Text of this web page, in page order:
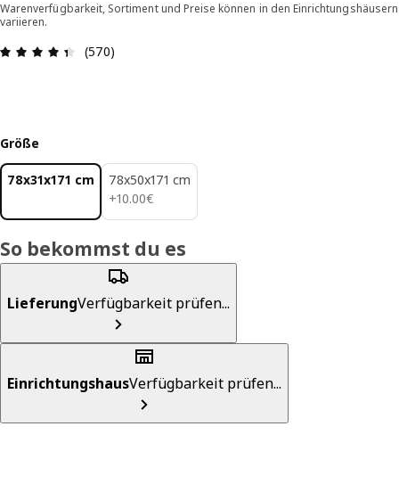
Warenverfügbarkeit, Sortiment und Preise können in den Einrichtungshäusern
variieren.
Bewertung: 4.4 von 5 Sterne Alle Bewertungen:
(570)
Größe
78x31x171 cm
78x50x171 cm
+10.00€
10.00€
So bekommst du es
LieferungVerfügbarkeit prüfen...
EinrichtungshausVerfügbarkeit prüfen...